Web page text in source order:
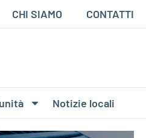
CHI SIAMO CONTATTI
Notizie locali